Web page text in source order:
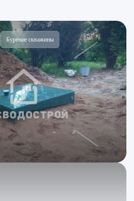
Бурение скважины